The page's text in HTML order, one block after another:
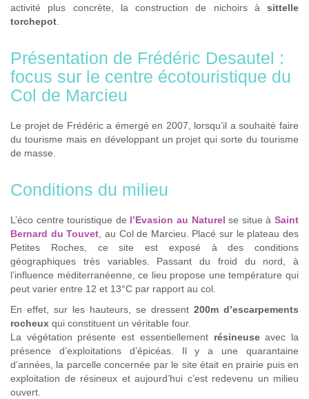
activité plus concrète, la construction de nichoirs à sittelle
torchepot
Présentation de Frédéric Desautel :
focus sur le centre écotouristique du
Col de Marcieu
Le projet de Frédéric a émergé en 2007, lorsqu’il a souhaité faire
du tourisme mais en développant un projet qui sorte du tourisme
de masse.
Conditions du milieu
L’éco centre touristique de l’Evasion au Naturel se situe àSaint
Bernard du Touvet , au Col de Marcieu. Placé sur le plateau des
Petites Roches, ce site est exposé à des conditions
géographiques très variables. Passant du froid du nord, à
l’influence méditerranéenne, ce lieu propose une température qui
peut varier entre 12 et 13°C par rapport au col.
En effet, sur les hauteurs, se dressent 200m d’escarpements
rocheux qui constituent un véritable four.
La végétation présente est essentiellement résineuseavec la
présence d’exploitations d’épicéas. Il y a une quarantaine
d’années, la parcelle concernée par le site était en prairie puis en
exploitation de résineux et aujourd’hui c’est redevenu un milieu
ouvert.